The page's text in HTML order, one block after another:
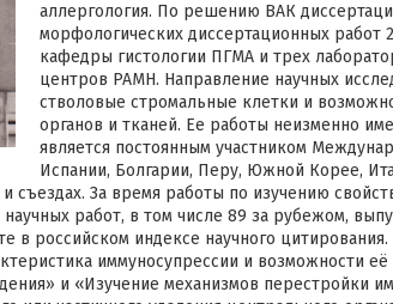
аллергология. По решению ВАК
морфологических диссертационных работ
кафедры гистологии ПГМА и трех
центров РАМН. Направление научных
стволовые стромальные клетки и
органов и тканей. Ее работы неизменно
является постоянным участником
Испании, Болгарии, Перу, Южной Корее,
съездах. За время работы по изучению
работ, в том числе 89 за рубежом,
в российском индексе научного
иммуносупрессии и возможности
и «Изучение механизмов перестройки